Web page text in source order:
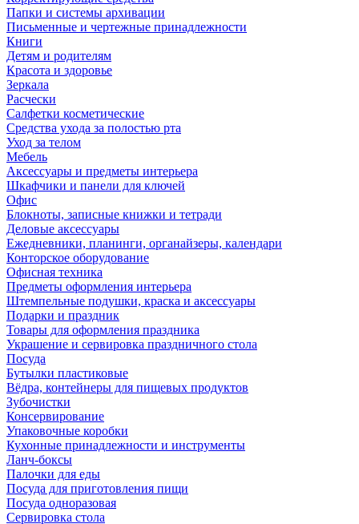
Папки и системы архивации
Письменные и чертежные принадлежности
Книги
Детям и родителям
Красота и здоровье
Зеркала
Расчески
Салфетки косметические
Средства ухода за полостью рта
Уход за телом
Мебель
Аксессуары и предметы интерьера
Шкафчики и панели для ключей
Офис
Блокноты, записные книжки и тетради
Деловые аксессуары
Ежедневники, планинги, органайзеры, календари
Конторское оборудование
Офисная техника
Предметы оформления интерьера
Штемпельные подушки, краска и аксессуары
Подарки и праздник
Товары для оформления праздника
Украшение и сервировка праздничного стола
Посуда
Бутылки пластиковые
Вёдра, контейнеры для пищевых продуктов
Зубочистки
Консервирование
Упаковочные коробки
Кухонные принадлежности и инструменты
Ланч-боксы
Палочки для еды
Посуда для приготовления пищи
Посуда одноразовая
Сервировка стола